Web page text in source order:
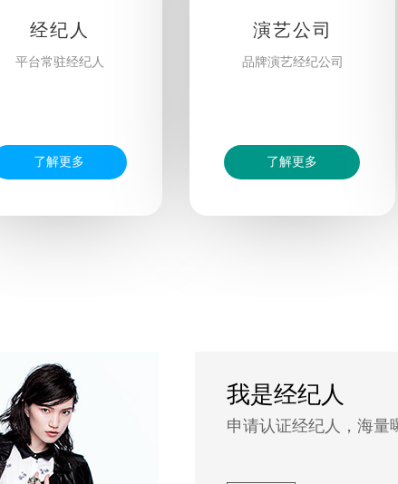
经纪人
平台常驻经纪人
了解更多
演艺公司
品牌演艺经纪公司
了解更多
我是经纪人
申请认证经纪人，海量